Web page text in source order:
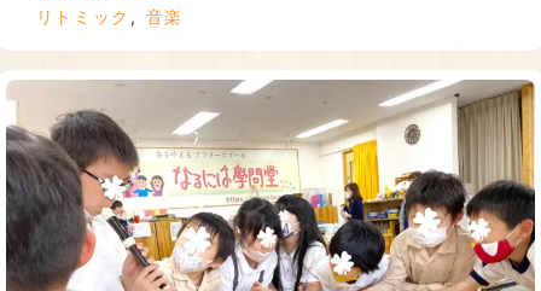
リトミック , 音楽